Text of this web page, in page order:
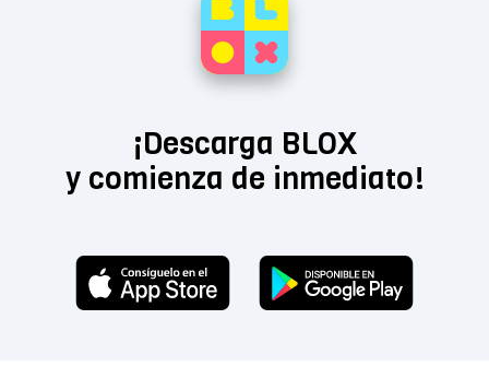
¡Descarga BLOX
y comienza de inmediato!